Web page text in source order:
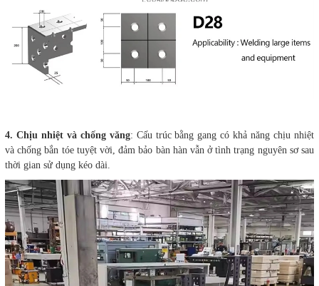
4. Chịu nhiệt và chống văng: Cấu trúc bằng gang có khả năng chịu nhiệt
và chống bắn tóe tuyệt vời, đảm bảo bàn hàn vẫn ở tình trạng nguyên sơ sau
thời gian sử dụng kéo dài.